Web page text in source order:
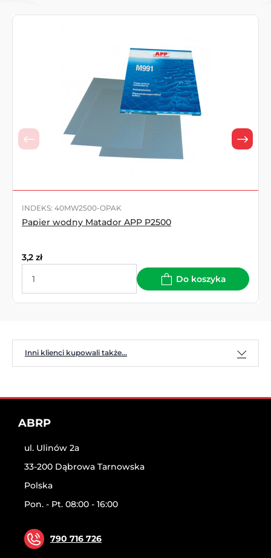
INDEKS: 40MW2500-OPAK
Papier wodny Matador APP P2500
3,2 zł
Do koszyka
Inni klienci kupowali także...
ABRP
ul. Ulinów 2a
33-200 Dąbrowa Tarnowska
Polska
Pon. - Pt. 08:00 - 16:00
790 716 726